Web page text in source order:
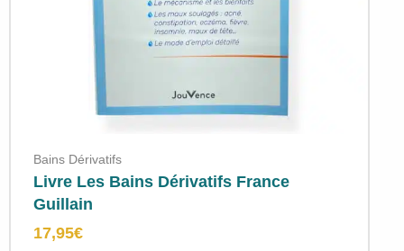
Bains Dérivatifs
Livre Les Bains Dérivatifs France
Guillain
17,95€